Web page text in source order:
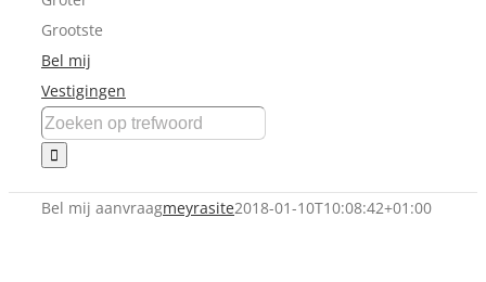
Grootste
Bel mij
Vestigingen
Bel mij aanvraagmeyrasite2018-01-10T10:08:42+01:00